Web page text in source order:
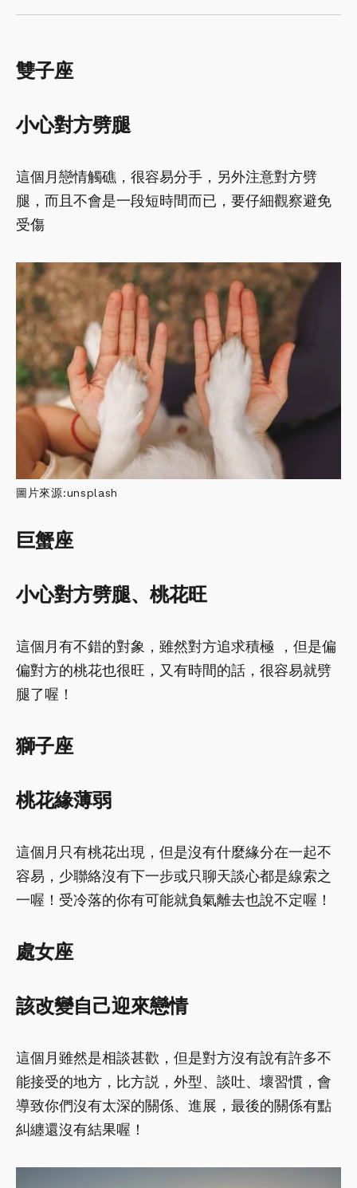
雙子座
小心對方劈腿
這個月戀情觸礁，很容易分手，另外注意對方劈
腿，而且不會是一段短時間而已，要仔細觀察避免
受傷
圖片來源:unsplash
巨蟹座
小心對方劈腿、桃花旺
這個月有不錯的對象，雖然對方追求積極 ，但是偏
偏對方的桃花也很旺，又有時間的話，很容易就劈
腿了喔！
獅子座
桃花緣薄弱
這個月只有桃花出現，但是沒有什麼緣分在一起不
容易，少聯絡沒有下一步或只聊天談心都是線索之
一喔！受冷落的你有可能就負氣離去也說不定喔！
處女座
該改變自己迎來戀情
這個月雖然是相談甚歡，但是對方沒有說有許多不
能接受的地方，比方説，外型、談吐、壞習慣，會
導致你們沒有太深的關係、進展，最後的關係有點
糾纏還沒有結果喔！